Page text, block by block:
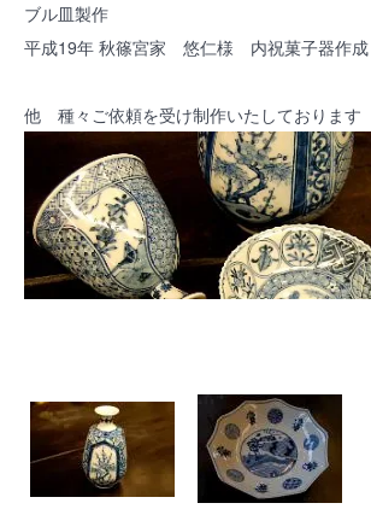
ブル皿製作
平成19年 秋篠宮家 悠仁様 内祝菓子器作成
他 種々ご依頼を受け制作いたしております